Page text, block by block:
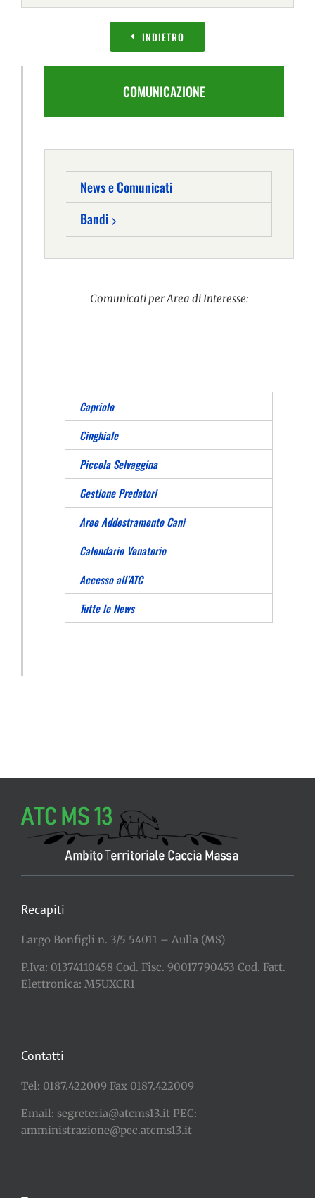
INDIETRO
COMUNICAZIONE
News e Comunicati
Bandi
Comunicati per Area di Interesse:
Capriolo
Cinghiale
Piccola Selvaggina
Gestione Predatori
Aree Addestramento Cani
Calendario Venatorio
Accesso all’ATC
Tutte le News
Recapiti
Largo Bonfigli n. 3/5 54011 – Aulla (MS)
P.Iva: 01374110458 Cod. Fisc. 90017790453 Cod. Fatt.
Elettronica: M5UXCR1
Contatti
Tel: 0187.422009 Fax 0187.422009
Email: segreteria@atcms13.it PEC:
amministrazione@pec.atcms13.it